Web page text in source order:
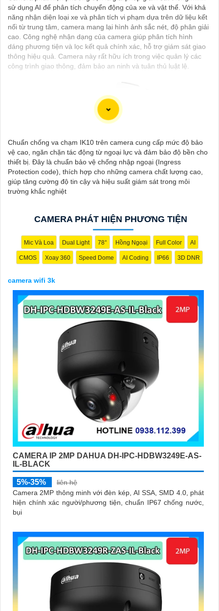
sử dụng AI để phân tích chuyển động của xe và vật thể. Với khả
năng nhận diện loại xe và phân tích vi phạm dựa trên dữ liệu kết
nối từ trung tâm, camera mang lại hình ảnh sắc nét, độ phân giải
cao. Công nghệ nhận dạng của camera giúp phân tích hình
dáng phương tiện và lọc kết quả chính xác, hỗ trợ giám sát giao
thông hiệu quả. Camera này rất hữu ích trong việc quản lý các
công trình giao thông, đảm bảo an ninh và tuân thủ luật lệ.
'
Chuẩn chống va chạm IK10 trên camera cung cấp mức độ bảo
vệ cao, ngăn chặn tác động từ ngoại lực và đảm bảo độ bền cho
thiết bị. Đây là chuẩn bảo vệ chống nhập ngoại (Ingress
Protection code), thích hợp cho những camera chất lượng cao,
giúp tăng cường độ tin cậy và hiệu suất giám sát trong môi
trường khắc nghiệt
CAMERA PHÁT HIỆN PHƯƠNG TIỆN
Mic Và Loa Dual Light 78° Hồng Ngoại Full Color AI
CMOS Xoay 360 Speed Dome AI Coding IP66 3D DNR
camera wifi 3k
CAMERA IP 2MP DAHUA DH-IPC-HDBW3249E-AS-
IL-BLACK
5%-35%
liên hệ
Camera 2MP thông minh với đèn kép, AI SSA, SMD 4.0, phát
hiện chính xác người/phương tiện, chuẩn IP67 chống nước,
bụi